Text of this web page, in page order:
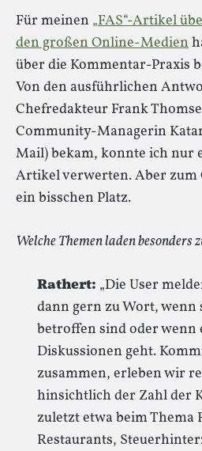
Für meinen „FAS“-Artikel
den großen Online-Medien
über die Kommentar-Praxis
Von den ausführlichen
Chefredakteur Frank
Community-Managerin
Mail) bekam, konnte ich nur
Artikel verwerten. Aber zum
ein bisschen Platz.
Welche Themen laden besonders
Rathert: „Die User
dann gern zu Wort, wenn
betroffen sind oder wenn
Diskussionen geht.
zusammen, erleben wir
hinsichtlich der Zahl der
zuletzt etwa beim Thema
Restaurants,